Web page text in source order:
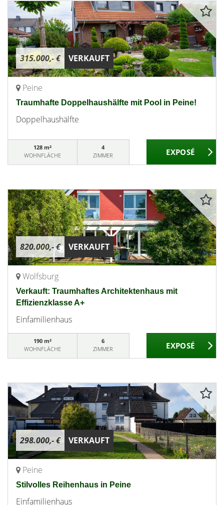
315.000,- € VERKAUFT
Peine
Traumhafte Doppelhaushälfte mit Pool in Peine!
Doppelhaushälfte
128 m²
WOHNFLÄCHE
4
ZIMMER
820.000,- € VERKAUFT
Wolfsburg
Verkauft: Traumhaftes Architektenhaus mit
Effizienzklasse A+
Einfamilienhaus
190 m²
WOHNFLÄCHE
6
ZIMMER
298.000,- € VERKAUFT
Peine
Stilvolles Reihenhaus in Peine
Einfamilienhaus